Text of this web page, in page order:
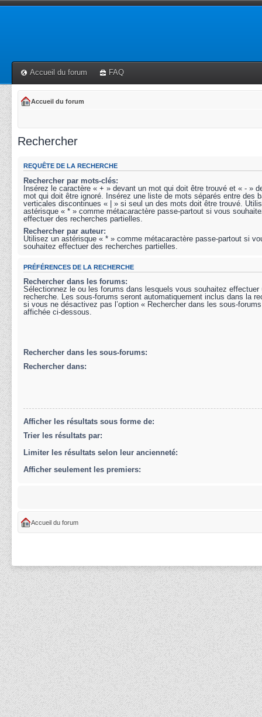
Accueil du forum FAQ
Accueil du forum
Rechercher
REQUÊTE DE LA RECHERCHE
Rechercher par mots-clés:
Insérez le caractère « + » devant un mot qui doit être trouvé et « - »
mot qui doit être ignoré. Insérez une liste de mots séparés entre des
verticales discontinues « | » si seul un des mots doit être trouvé.
astérisque « * » comme métacaractère passe-partout si vous
effectuer des recherches partielles.
Rechercher par auteur:
Utilisez un astérisque « * » comme métacaractère passe-partout si
souhaitez effectuer des recherches partielles.
PRÉFÉRENCES DE LA RECHERCHE
Rechercher dans les forums:
Sélectionnez le ou les forums dans lesquels vous souhaitez effectuer
recherche. Les sous-forums seront automatiquement inclus dans la
si vous ne désactivez pas l’option « Rechercher dans les sous-
affichée ci-dessous.
Rechercher dans les sous-forums:
Rechercher dans:
Afficher les résultats sous forme de:
Trier les résultats par:
Limiter les résultats selon leur ancienneté:
Afficher seulement les premiers:
Accueil du forum